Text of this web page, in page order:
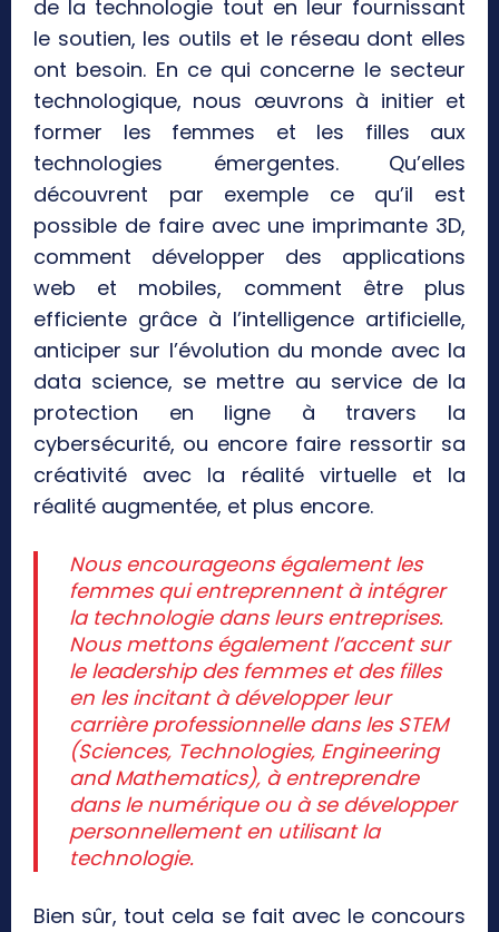
de la technologie tout en leur fournissant
le soutien, les outils et le réseau dont elles
ont besoin. En ce qui concerne le secteur
technologique, nous œuvrons à initier et
former les femmes et les filles aux
technologies émergentes. Qu’elles
découvrent par exemple ce qu’il est
possible de faire avec une imprimante 3D,
comment développer des applications
web et mobiles, comment être plus
efficiente grâce à l’intelligence artificielle,
anticiper sur l’évolution du monde avec la
data science, se mettre au service de la
protection en ligne à travers la
cybersécurité, ou encore faire ressortir sa
créativité avec la réalité virtuelle et la
réalité augmentée, et plus encore.
Nous encourageons également les
femmes qui entreprennent à intégrer
la technologie dans leurs entreprises.
Nous mettons également l’accent sur
le leadership des femmes et des filles
en les incitant à développer leur
carrière professionnelle dans les STEM
(Sciences, Technologies, Engineering
and Mathematics), à entreprendre
dans le numérique ou à se développer
personnellement en utilisant la
technologie.
Bien sûr, tout cela se fait avec le concours